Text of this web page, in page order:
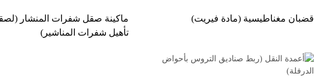
قضبان مغناطيسية (مادة فيريت)
ماكينة صقل شفرات المنشار
تأهيل شفرات المناشير)